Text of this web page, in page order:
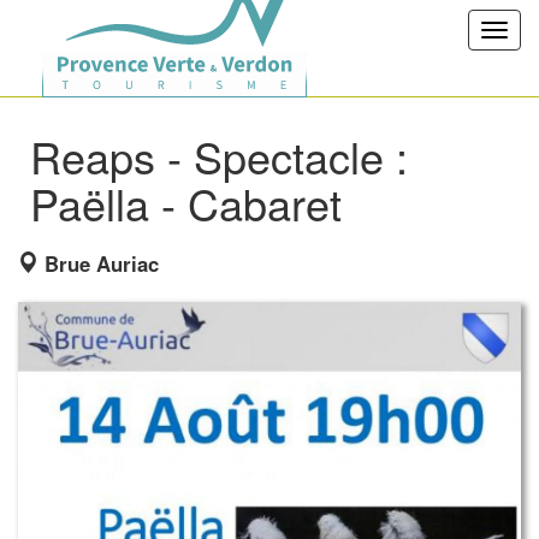
Reaps - Spectacle :
Paëlla - Cabaret
Brue Auriac